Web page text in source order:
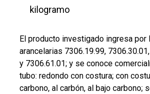
kilogramo
El producto investigado ingresa por
arancelarias 7306.19.99,
y 7306.61.01; y se conoce
tubo: redondo con costura; con
carbono, al carbón, al bajo carbono;